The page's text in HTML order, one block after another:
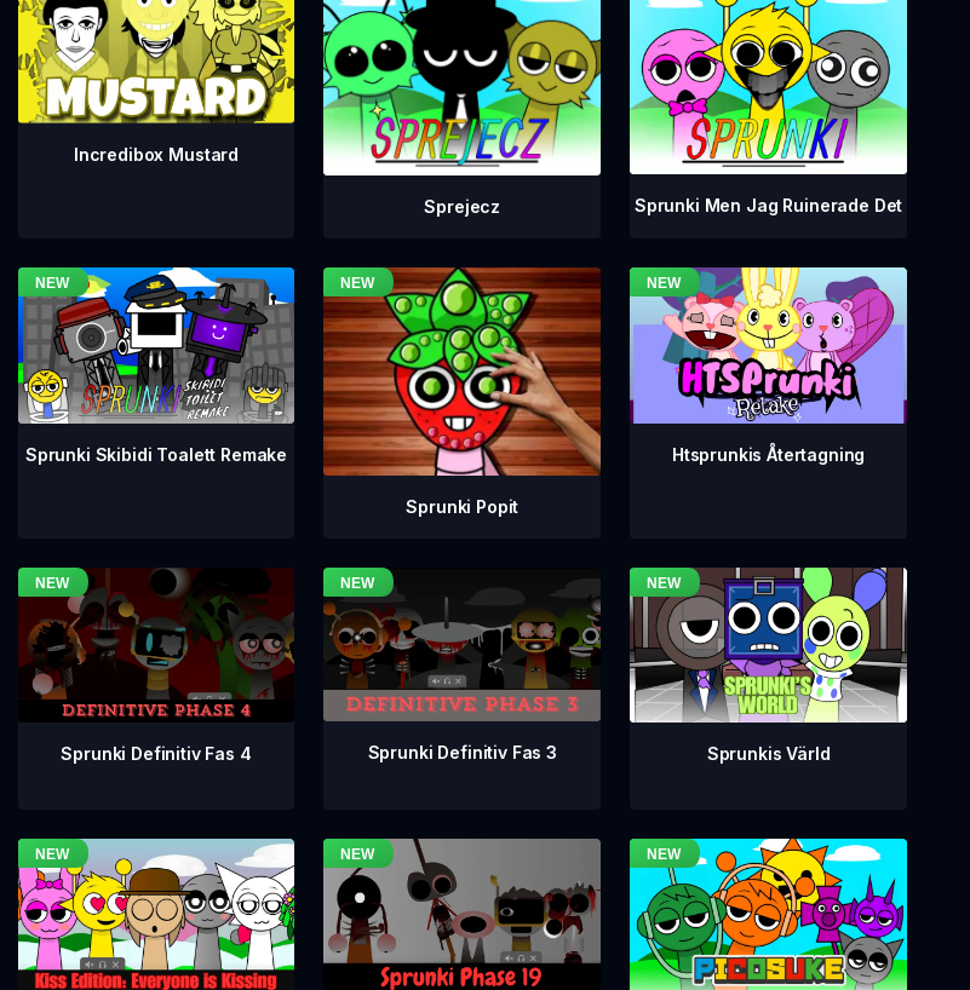
Incredibox Mustard
Sprejecz Sprunki Men Jag Ruinerade Det
Sprunki Skibidi Toalett Remake
Sprunki Popit
Htsprunkis Återtagning
Sprunki Definitiv Fas 4 Sprunki Definitiv Fas 3 Sprunkis Värld